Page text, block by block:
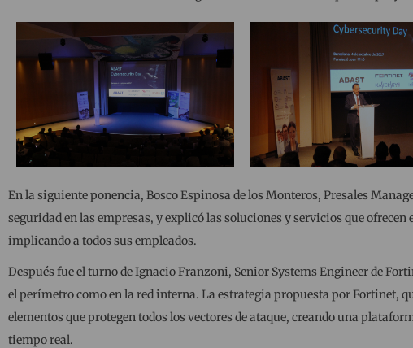
En la siguiente ponencia, Bosco Espinosa de los Monteros, Presales
seguridad en las empresas, y explicó las soluciones y servicios que
implicando a todos sus empleados.
Después fue el turno de Ignacio Franzoni, Senior Systems Engineer de
el perímetro como en la red interna. La estrategia propuesta por Fortinet,
elementos que protegen todos los vectores de ataque, creando una
tiempo real.